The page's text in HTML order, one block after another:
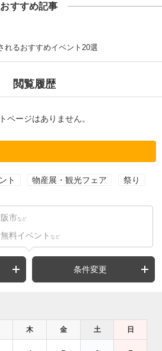
おすすめ記事
れるおすすめイベント20選
閲覧履歴
ページはありません。
ト 物産展・観光フェア 祭り
市 など
料イベント など
条件変更
木 金 土 日